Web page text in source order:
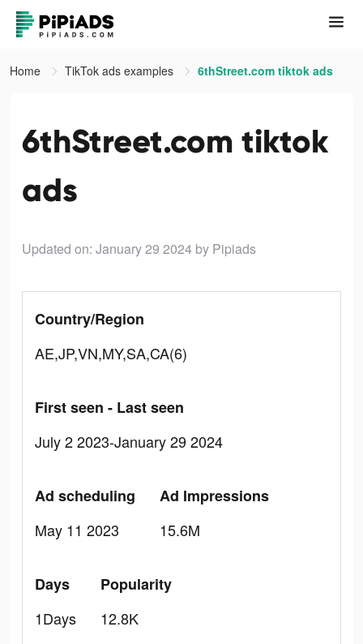
Home TikTok ads examples 6thStreet.com tiktok ads
6thStreet.com tiktok
ads
Updated on: January 29 2024 by Pipiads
Country/Region
AE,JP,VN,MY,SA,CA(6)
First seen - Last seen
July 2 2023-January 29 2024
Ad scheduling
May 11 2023
Ad Impressions
15.6M
Days
1Days
Popularity
12.8K